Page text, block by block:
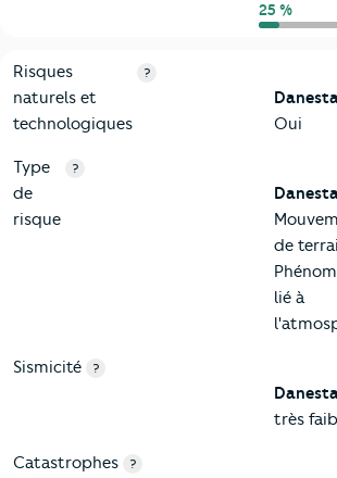
25 %
9-Diagnostic risques
Critères Danestal
Risques
naturels et
technologiques
?
Oui
Type
de
risque
?
de
lié à
Sismicité ?
très
Catastrophes
?